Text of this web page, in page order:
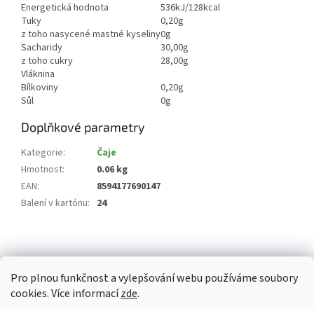
Pro plnou funkčnost a vylepšování webu používáme soubory
cookies. Více informacízde.
Energetická hodnota
536kJ/128kcal
Tuky
0,20g
z toho nasycené mastné kyseliny0g
Sacharidy
30,00g
z toho cukry
28,00g
Vláknina
Bílkoviny
0,20g
Sůl
0g
Doplňkové parametry
Kategorie:
Čaje
Hmotnost:
0.06 kg
EAN:
8594177690147
Balení v kartónu: 24
á